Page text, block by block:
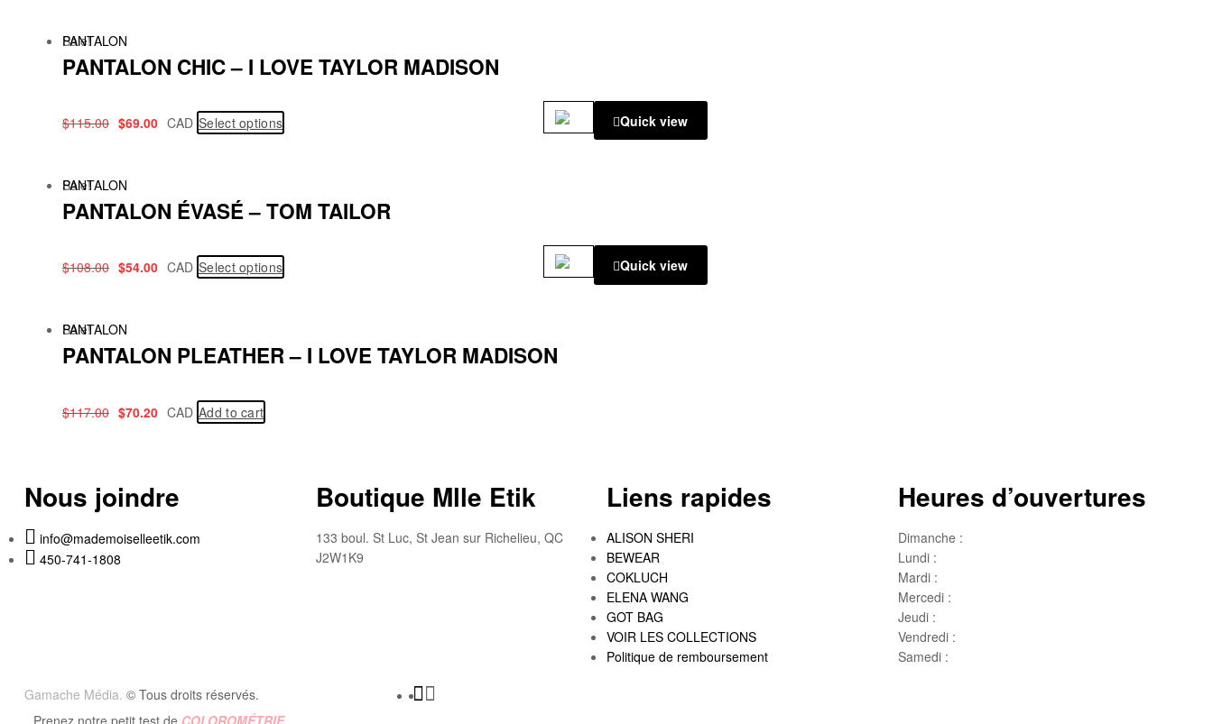
Sale!
PANTALON
PANTALON CHIC – I LOVE TAYLOR MADISON
$115.00 $69.00 CAD Select options
Sale!
Quick view
PANTALON
PANTALON ÉVASÉ – TOM TAILOR
$108.00 $54.00 CAD Select options
Sale!
Quick view
PANTALON
PANTALON PLEATHER – I LOVE TAYLOR MADISON
$117.00 $70.20 CAD Add to cart
Nous joindre
info@mademoiselleetik.com
450-741-1808
Boutique Mlle Etik
133 boul. St Luc, St Jean sur Richelieu, QC
J2W1K9
Liens rapides
ALISON SHERI
BEWEAR
COKLUCH
ELENA WANG
GOT BAG
VOIR LES COLLECTIONS
Politique de remboursement
Heures d’ouvertures
Dimanche :
Lundi :
Mardi :
Mercedi :
Jeudi :
Vendredi :
Samedi :
Gamache Média. © Tous droits réservés.